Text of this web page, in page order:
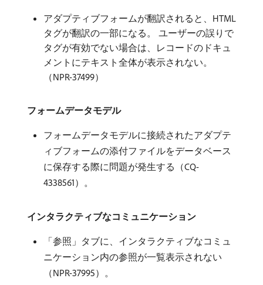
アダプティブフォームが翻訳されると、HTML
タグが翻訳の一部になる。 ユーザーの誤りで
タグが有効でない場合は、レコードのドキュ
メントにテキスト全体が表示されない。
（NPR-37499）
フォームデータモデル
フォームデータモデルに接続されたアダプテ
ィブフォームの添付ファイルをデータベース
に保存する際に問題が発生する（CQ-
4338561）。
インタラクティブなコミュニケーション
「参照」タブに、インタラクティブなコミュ
ニケーション内の参照が一覧表示されない
（NPR-37995）。